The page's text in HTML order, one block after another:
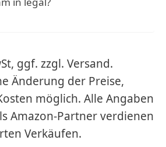
ggf. zzgl. Versand.
Änderung der Preise,
möglich. Alle Angaben
Amazon-Partner verdienen
Verkäufen.